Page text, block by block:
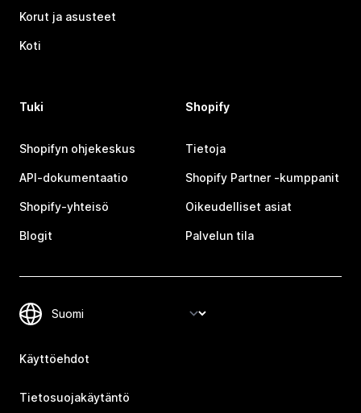
Korut ja asusteet
Koti
Tuki
Shopifyn ohjekeskus
API-dokumentaatio
Shopify-yhteisö
Blogit
Shopify
Tietoja
Shopify Partner ‑kumppanit
Oikeudelliset asiat
Palvelun tila
Käyttöehdot
Tietosuojakäytäntö